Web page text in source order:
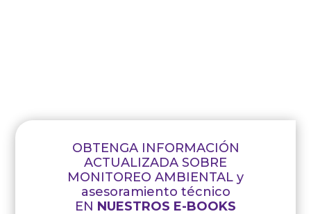
OBTENGA INFORMACIÓN
ACTUALIZADA SOBRE
MONITOREO AMBIENTAL y
asesoramiento técnico
EN NUESTROS E-BOOKS